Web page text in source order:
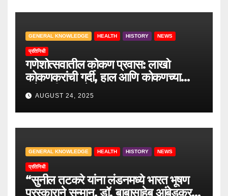
GENERAL KNOWLEDGE HEALTH HISTORY NEWS
प्रतिनिधी
गणेशोत्सवातील कोकण प्रवास: लाखो
कोकणकरांची गर्दी, हाल आणि कोकणच्या
वाटेवरची आव्हाने
AUGUST 24, 2025
GENERAL KNOWLEDGE HEALTH HISTORY NEWS
प्रतिनिधी
“सुनील तटकरे यांना लंडनमध्ये भारत भूषण
पुरस्काराने सन्मान, डॉ. बाबासाहेब आंबेडकर